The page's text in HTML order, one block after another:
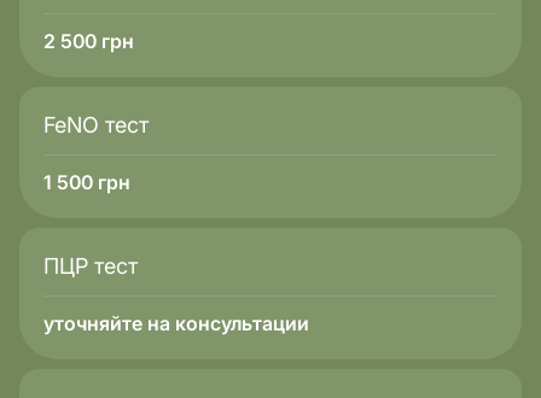
2 500 грн
FeNO тест
1 500 грн
ПЦР тест
уточняйте на консультации